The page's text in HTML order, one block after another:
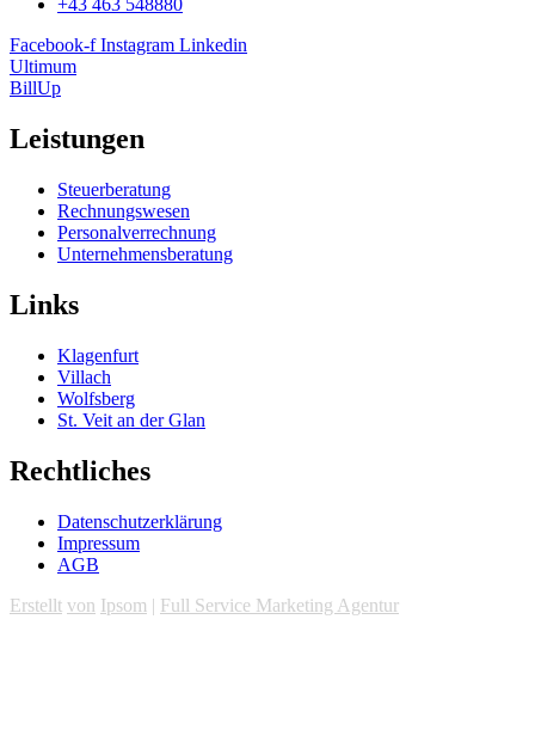
+43 463 548880
Facebook-f Instagram Linkedin
Ultimum
BillUp
Leistungen
Steuerberatung
Rechnungswesen
Personalverrechnung
Unternehmensberatung
Links
Klagenfurt
Villach
Wolfsberg
St. Veit an der Glan
Rechtliches
Datenschutzerklärung
Impressum
AGB
Erstellt von Ipsom | Full Service Marketing Agentur